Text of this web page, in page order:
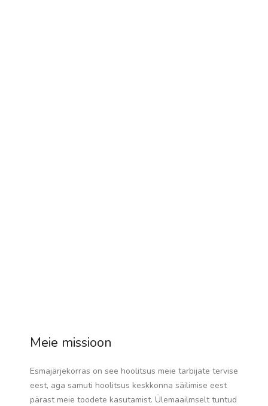
Meie missioon
Esmajärjekorras on see hoolitsus meie tarbijate tervise
eest, aga samuti hoolitsus keskkonna säilimise eest
pärast meie toodete kasutamist. Ülemaailmselt tuntud